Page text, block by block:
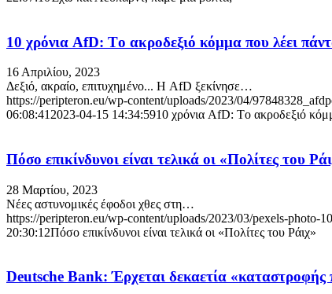
10 χρόνια AfD: Τo ακροδεξιό κόμμα που λέει
16 Απριλίου, 2023
Δεξιό, ακραίο, επιτυχημένο... Η AfD ξεκίνησε…
https://peripteron.eu/wp-content/uploads/2023/04/
06:08:41 2023-04-15 14:34:5910 χρόνια AfD: Τo ακροδεξιό
Πόσο επικίνδυνοι είναι τελικά οι «Πολίτες του
28 Μαρτίου, 2023
Νέες αστυνομικές έφοδοι χθες στη…
https://peripteron.eu/wp-content/uploads/2023/03/pexels-photo-
20:30:12Πόσο επικίνδυνοι είναι τελικά οι «Πολίτες του Ράιχ»
Deutsche Bank: Έρχεται δεκαετία